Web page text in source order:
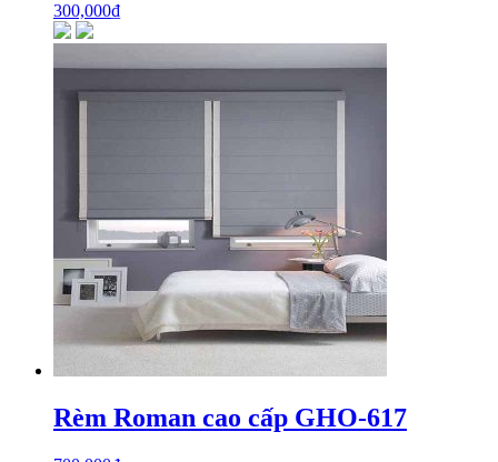
300,000₫
Rèm Roman cao cấp GHO-617